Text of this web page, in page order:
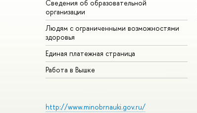
Сведения об образовательной
организации
Людям с ограниченными возможностями
здоровья
Единая платежная страница
Работа в Вышке
http://www.minobrnauki.gov.ru/